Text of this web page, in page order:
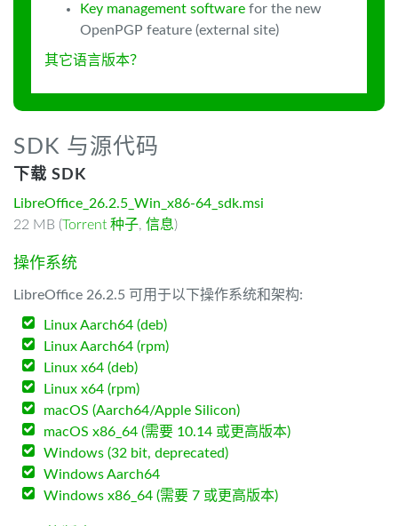
Key management software for the new
OpenPGP feature (external site)
其它语言版本？
SDK 与源代码
下载 SDK
LibreOffice_26.2.5_Win_x86-64_sdk.msi
22 MB (Torrent 种子, 信息)
操作系统
LibreOffice 26.2.5 可用于以下操作系统和架构:
Linux Aarch64 (deb)
Linux Aarch64 (rpm)
Linux x64 (deb)
Linux x64 (rpm)
macOS (Aarch64/Apple Silicon)
macOS x86_64 (需要 10.14 或更高版本)
Windows (32 bit, deprecated)
Windows Aarch64
Windows x86_64 (需要 7 或更高版本)